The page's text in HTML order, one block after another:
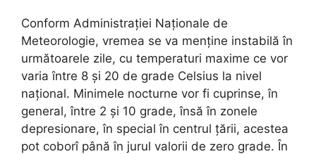
Conform Administrației Naționale de
Meteorologie, vremea se va menține instabilă în
următoarele zile, cu temperaturi maxime ce vor
varia între 8 și 20 de grade Celsius la nivel
național. Minimele nocturne vor fi cuprinse, în
general, între 2 și 10 grade, însă în zonele
depresionare, în special în centrul țării, acestea
pot coborî până în jurul valorii de zero grade. În